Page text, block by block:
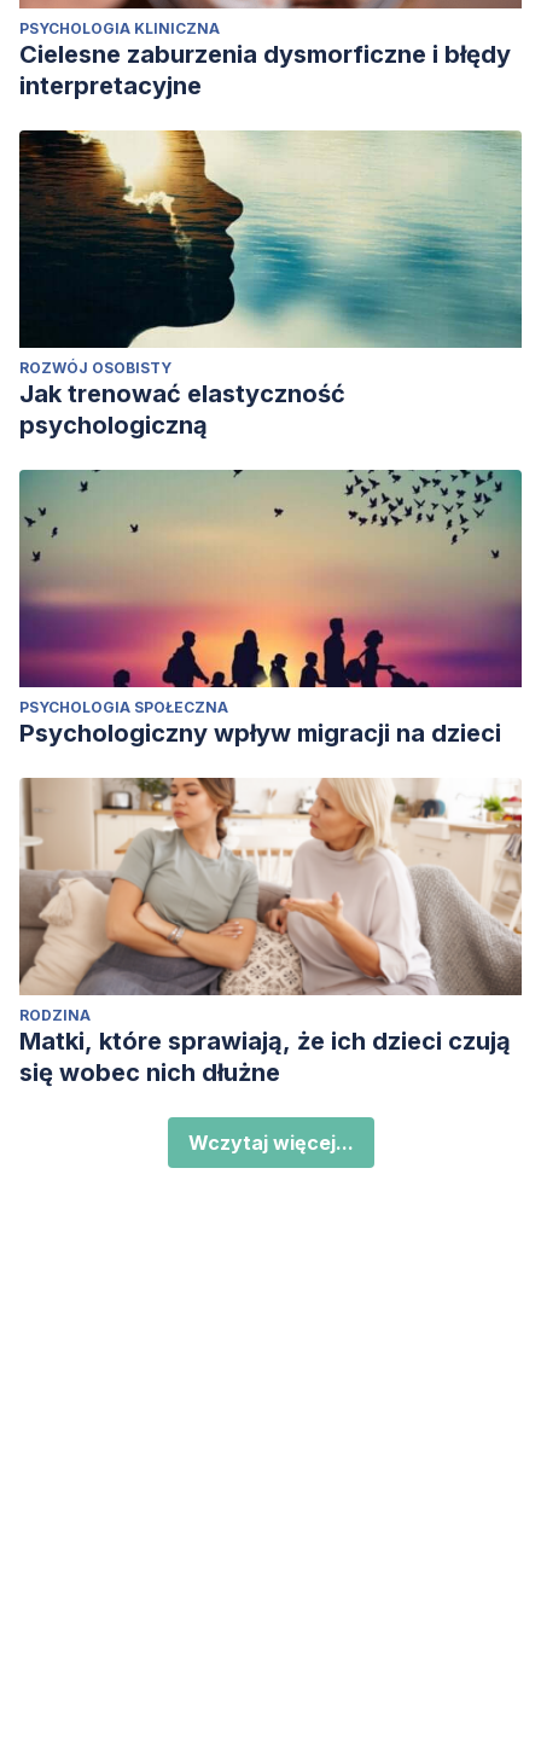
PSYCHOLOGIA KLINICZNA
Cielesne zaburzenia dysmorficzne i błędy
interpretacyjne
ROZWÓJ OSOBISTY
Jak trenować elastyczność
psychologiczną
PSYCHOLOGIA SPOŁECZNA
Psychologiczny wpływ migracji na dzieci
RODZINA
Matki, które sprawiają, że ich dzieci czują
się wobec nich dłużne
Wczytaj więcej...